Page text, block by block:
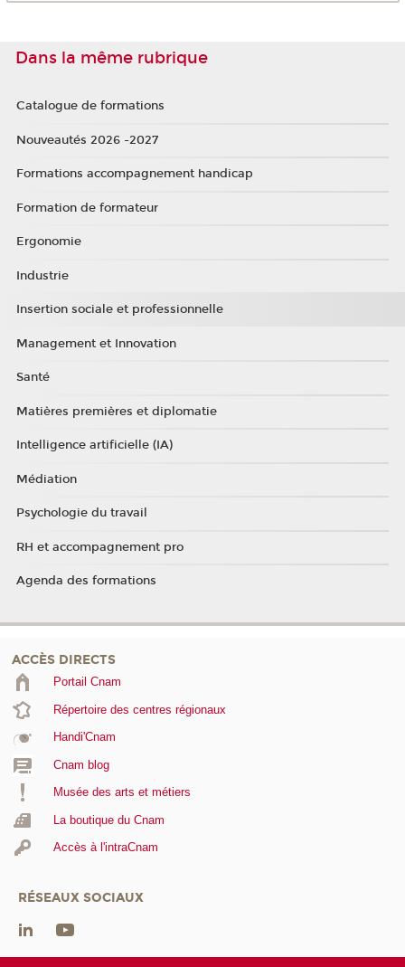
Dans la même rubrique
Catalogue de formations
Nouveautés 2026 -2027
Formations accompagnement handicap
Formation de formateur
Ergonomie
Industrie
Insertion sociale et professionnelle
Management et Innovation
Santé
Matières premières et diplomatie
Intelligence artificielle (IA)
Médiation
Psychologie du travail
RH et accompagnement pro
Agenda des formations
ACCÈS DIRECTS
Portail Cnam
Répertoire des centres régionaux
Handi'Cnam
Cnam blog
Musée des arts et métiers
La boutique du Cnam
Accès à l'intraCnam
RÉSEAUX SOCIAUX